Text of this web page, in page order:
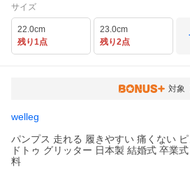
サイズ
22.0cm
残り1点
23.0cm
残り2点
対象
welleg
パンプス 走れる 履きやすい 痛くない
ドトゥ グリッター 日本製 結婚式 卒業
料